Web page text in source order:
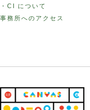
・CI について
事務所へのアクセス